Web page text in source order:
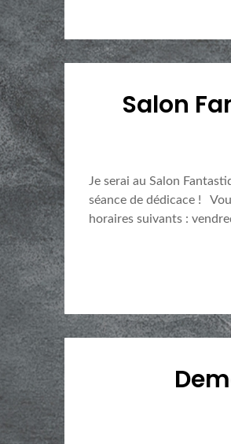
Salon
Je serai au Salon
séance de dédicace !
horaires suivants :